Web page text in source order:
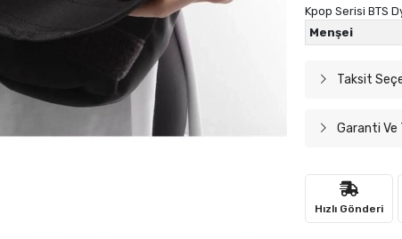
Kpop Serisi BTS
Menşei
Taksit
Garanti Ve
Hızlı Gönderi